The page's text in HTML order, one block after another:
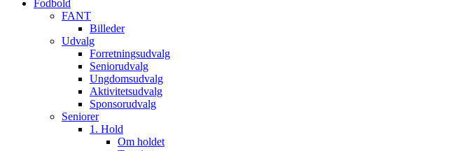
Fodbold
FANT
Billeder
Udvalg
Forretningsudvalg
Seniorudvalg
Ungdomsudvalg
Aktivitetsudvalg
Sponsorudvalg
Seniorer
1. Hold
Om holdet